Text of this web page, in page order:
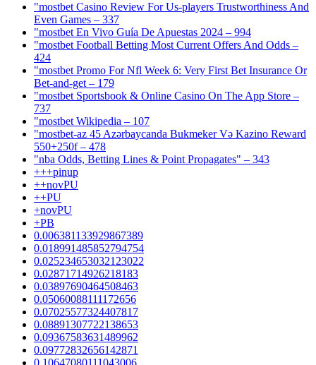
"mostbet Casino Review For Us-players Trustworthiness And
Even Games – 337
"mostbet En Vivo Guía De Apuestas 2024 – 994
"mostbet Football Betting Most Current Offers And Odds –
424
"mostbet Promo For Nfl Week 6: Very First Bet Insurance Or
Bet-and-get – 179
"‎mostbet Sportsbook & Online Casino On The App Store –
737
"mostbet Wikipedia – 107
"mostbet-az 45 Azərbaycanda Bukmeker Və Kazino Reward
550+250f – 478
"nba Odds, Betting Lines & Point Propagates" – 343
+++pinup
++novPU
++PU
+novPU
+PB
0.006381133929867389
0.018991485852794754
0.025234653032123022
0.02871714926218183
0.03897690464508463
0.05060088111172656
0.07025577324407817
0.08891307722138653
0.09367583631489962
0.09772832656142871
0.10647080111043006